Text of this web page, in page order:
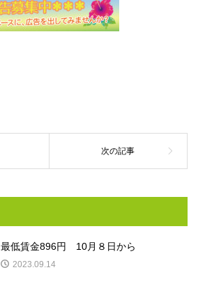
最低賃金896円 10月８日から
2023.09.14